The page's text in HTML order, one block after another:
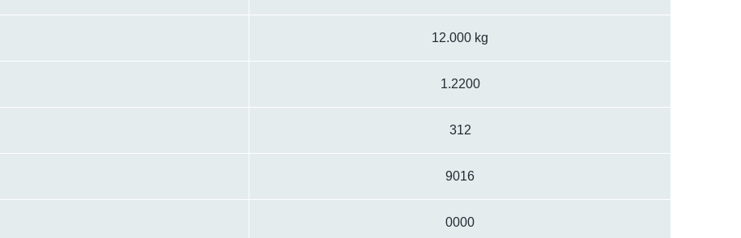
12.000 kg
1.2200
312
9016
0000